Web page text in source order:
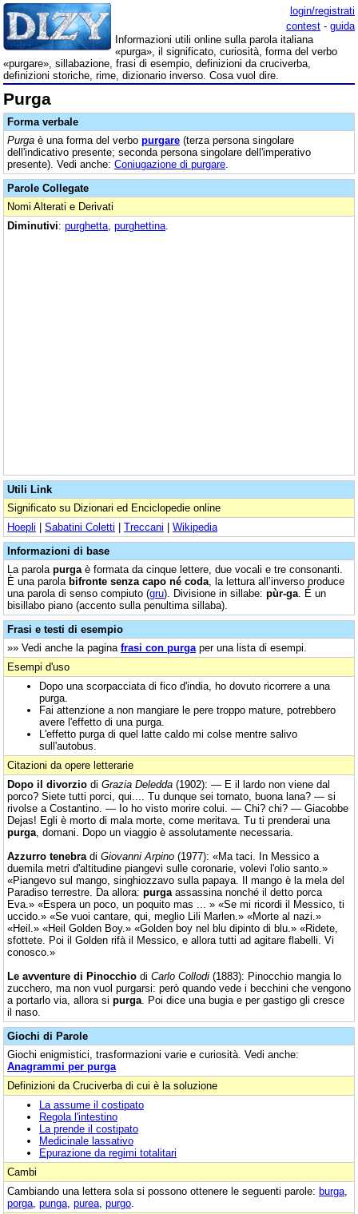
login/registrati
contest - guida
Informazioni utili online sulla parola italiana
«purga», il significato, curiosità, forma del verbo
«purgare», sillabazione, frasi di esempio, definizioni da cruciverba,
definizioni storiche, rime, dizionario inverso. Cosa vuol dire.
Purga
Forma verbale
Purga è una forma del verbo purgare (terza persona singolare
dell'indicativo presente; seconda persona singolare dell'imperativo
presente). Vedi anche: Coniugazione di purgare
Parole Collegate
Nomi Alterati e Derivati
Diminutivi: purghetta purghettina
Utili Link
Significato su Dizionari ed Enciclopedie online
Hoepli | Sabatini Coletti | Treccani | Wikipedia
Informazioni di base
La parola purga è formata da cinque lettere, due vocali e tre consonanti.
È una parola bifronte senza capo né coda , la lettura all’inverso produce
una parola di senso compiuto (gru). Divisione in sillabe: pùr-ga . È un
bisillabo piano (accento sulla penultima sillaba).
Frasi e testi di esempio
»» Vedi anche la pagina frasi con purga per una lista di esempi.
Esempi d'uso
Dopo una scorpacciata di fico d'india, ho dovuto ricorrere a una
purga.
Fai attenzione a non mangiare le pere troppo mature, potrebbero
avere l'effetto di una purga.
L'effetto purga di quel latte caldo mi colse mentre salivo
sull'autobus.
Citazioni da opere letterarie
Dopo il divorzio di Grazia Deledda (1902): — E il lardo non viene dal
porco? Siete tutti porci, qui.... Tu dunque sei tornato, buona lana? — si
rivolse a Costantino. — Io ho visto morire colui. — Chi? chi? — Giacobbe
Dejas! Egli è morto di mala morte, come meritava. Tu ti prenderai una
purga , domani. Dopo un viaggio è assolutamente necessaria.
Azzurro tenebra di Giovanni Arpino (1977): «Ma taci. In Messico a
duemila metri d'altitudine piangevi sulle coronarie, volevi l'olio santo.»
«Piangevo sul mango, singhiozzavo sulla papaya. Il mango è la mela del
Paradiso terrestre. Da allora: purga assassina nonché il detto porca
Eva.» «Espera un poco, un poquito mas ... » «Se mi ricordi il Messico, ti
uccido.» «Se vuoi cantare, qui, meglio Lili Marlen.» «Morte al nazi.»
«Heil.» «Heil Golden Boy.» «Golden boy nel blu dipinto di blu.» «Ridete,
sfottete. Poi il Golden rifà il Messico, e allora tutti ad agitare flabelli. Vi
conosco.»
Le avventure di Pinocchio di Carlo Collodi (1883): Pinocchio mangia lo
zucchero, ma non vuol purgarsi: però quando vede i becchini che vengono
a portarlo via, allora si purga . Poi dice una bugia e per gastigo gli cresce
il naso.
Giochi di Parole
Giochi enigmistici, trasformazioni varie e curiosità. Vedi anche:
Anagrammi per purga
Definizioni da Cruciverba di cui è la soluzione
La assume il costipato
Regola l'intestino
La prende il costipato
Medicinale lassativo
Epurazione da regimi totalitari
Cambi
Cambiando una lettera sola si possono ottenere le seguenti parole: burga
porga punga purea purgo